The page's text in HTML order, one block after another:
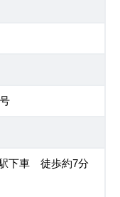
下車 徒歩約7分